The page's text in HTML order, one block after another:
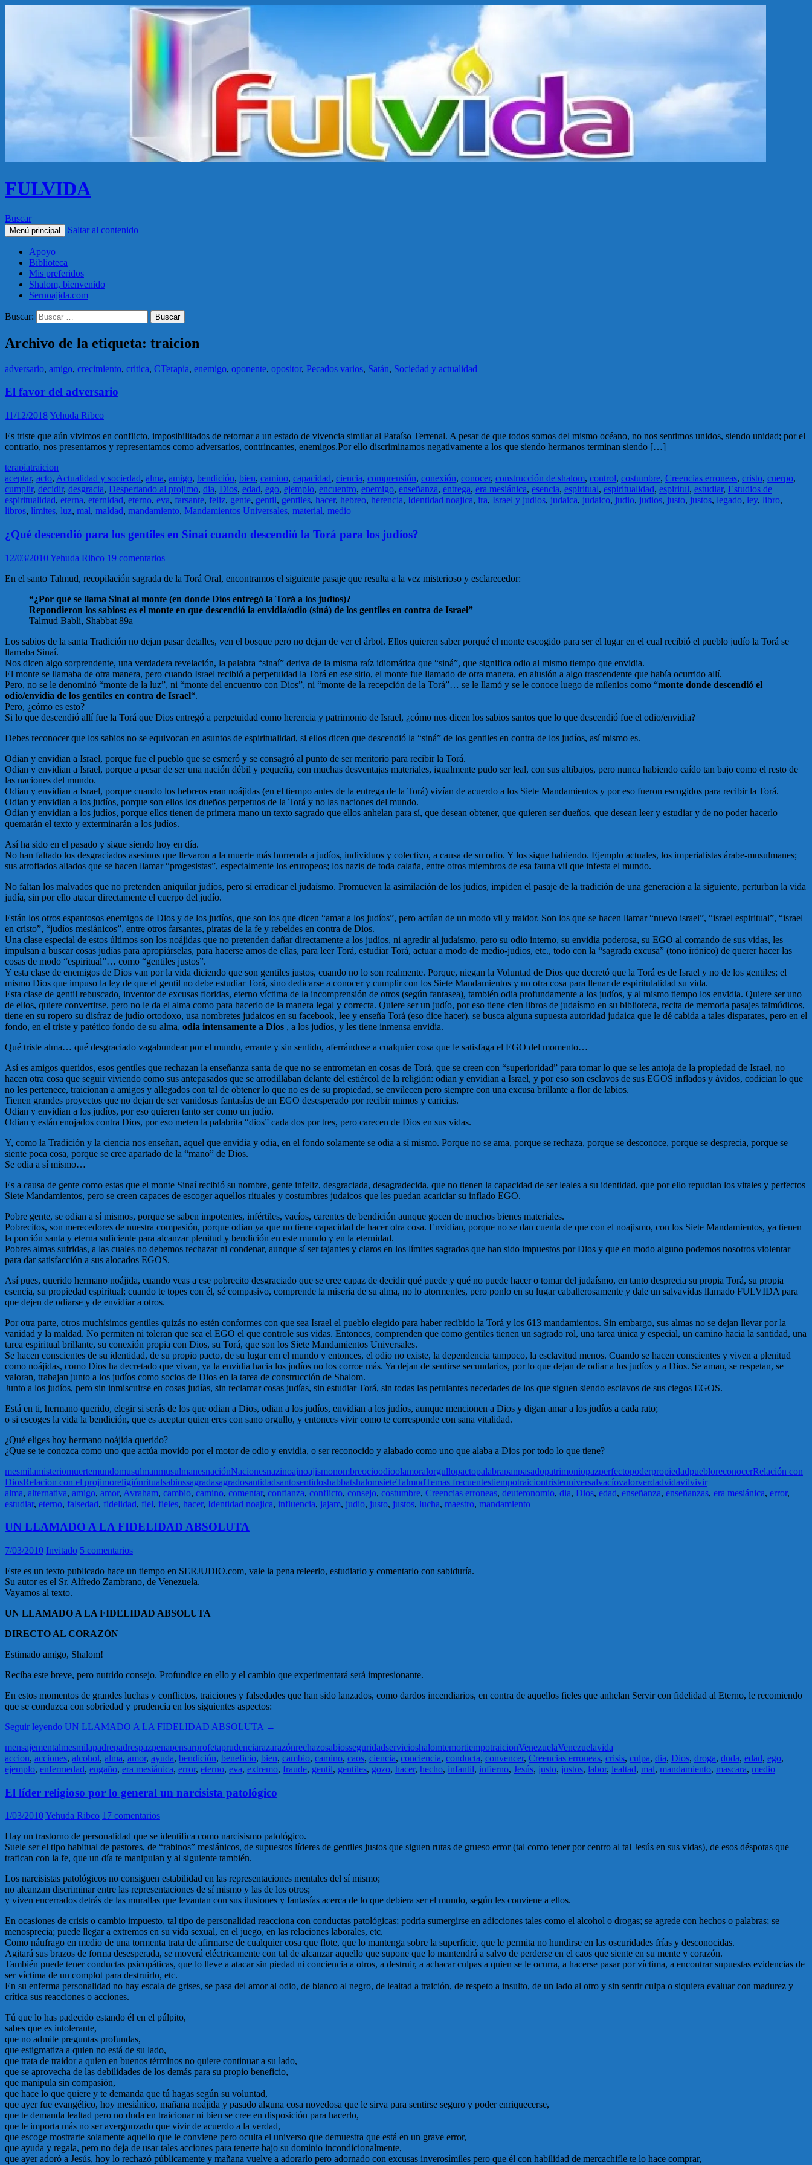
FULVIDA
Buscar
Menú principal Saltar al contenido
Apoyo
Biblioteca
Mis preferidos
Shalom, bienvenido
Sernoajida.com
Buscar:
Archivo de la etiqueta: traicion
adversario, amigo, crecimiento, critica, CTerapia, enemigo, oponente, opositor, Pecados varios, Satán, Sociedad y actualidad
El favor del adversario
11/12/2018Yehuda Ribco
Es triste que aún vivimos en conflicto, imposibilitados de retornar a un estado de vivencia similar al Paraíso Terrenal. A pesar de que todos somos del mismo océano, no nos sentimos unidos, siendo unidad; por el
contrario, nos presentamos y representamos como adversarios, contrincantes, enemigos.Por ello discriminamos negativamente a los que siendo hermanos terminan siendo […]
terapiatraicion
aceptar, acto, Actualidad y sociedad, alma, amigo, bendición, bien, camino, capacidad, ciencia, comprensión, conexión, conocer, construcción de shalom, control, costumbre, Creencias erroneas, cristo, cuerpo,
cumplir, decidir, desgracia, Despertando al projimo, dia, Dios, edad, ego, ejemplo, encuentro, enemigo, enseñanza, entrega, era mesiánica, esencia, espiritual, espiritualidad, espiritul, estudiar, Estudios de
espiritualidad, eterna, eternidad, eterno, eva, farsante, feliz, gente, gentil, gentiles, hacer, hebreo, herencia, Identidad noajica, ira, Israel y judios, judaica, judaico, judio, judios, justo, justos, legado, ley, libro,
libros, límites, luz, mal, maldad, mandamiento, Mandamientos Universales, material, medio
¿Qué descendió para los gentiles en Sinaí cuando descendió la Torá para los judíos?
12/03/2010Yehuda Ribco 19 comentarios
En el santo Talmud, recopilación sagrada de la Torá Oral, encontramos el siguiente pasaje que resulta a la vez misterioso y esclarecedor:
“¿Por qué se llama Sinaíal monte (en donde Dios entregó la Torá a los judíos)?
Repondieron los sabios: es el monte en que descendió la envidia/odio (siná) de los gentiles en contra de Israel”
Talmud Babli, Shabbat 89a
Los sabios de la santa Tradición no dejan pasar detalles, ven el bosque pero no dejan de ver el árbol. Ellos quieren saber porqué el monte escogido para ser el lugar en el cual recibió el pueblo judío la Torá se
llamaba Sinaí.
Nos dicen algo sorprendente, una verdadera revelación, la palabra “sinaí” deriva de la misma raíz idiomática que “siná”, que significa odio al mismo tiempo que envidia.
El monte se llamaba de otra manera, pero cuando Israel recibió a perpetuidad la Torá en ese sitio, el monte fue llamado de otra manera, en alusión a algo trascendente que había ocurrido allí.
Pero, no se le denominó “monte de la luz”, ni “monte del encuentro con Dios”, ni “monte de la recepción de la Torá”… se le llamó y se le conoce luego de milenios como “monte donde descendió el
odio/envidia de los gentiles en contra de Israel“.
Pero, ¿cómo es esto?
Si lo que descendió allí fue la Torá que Dios entregó a perpetuidad como herencia y patrimonio de Israel, ¿cómo nos dicen los sabios santos que lo que descendió fue el odio/envidia?
Debes reconocer que los sabios no se equivocan en asuntos de espiritualidad, si ellos dicen que descendió la “siná” de los gentiles en contra de los judíos, así mismo es.
Odian y envidian a Israel, porque fue el pueblo que se esmeró y se consagró al punto de ser meritorio para recibir la Torá.
Odian y envidian a Israel, porque a pesar de ser una nación débil y pequeña, con muchas desventajas materiales, igualmente pudo ser leal, con sus altibajos, pero nunca habiendo caído tan bajo como el resto de
las naciones del mundo.
Odian y envidian a Israel, porque cuando los hebreos eran noájidas (en el tiempo antes de la entrega de la Torá) vivían de acuerdo a los Siete Mandamientos y por eso fueron escogidos para recibir la Torá.
Odian y envidian a los judíos, porque son ellos los dueños perpetuos de la Torá y no las naciones del mundo.
Odian y envidian a los judíos, porque ellos tienen de primera mano un texto sagrado que ellos anhelan para sí, que desean obtener, que quieren ser dueños, que desean leer y estudiar y de no poder hacerlo
quemarán el texto y exterminarán a los judíos.
Así ha sido en el pasado y sigue siendo hoy en día.
No han faltado los desgraciados asesinos que llevaron a la muerte más horrenda a judíos, individuos y colectivo, a causa de su odio. Y los sigue habiendo. Ejemplo actuales, los imperialistas árabe-musulmanes;
sus atrofiados aliados que se hacen llamar “progesistas”, especialmente los eruropeos; los nazis de toda calaña, entre otros miembros de esa fauna vil que infesta el mundo.
No faltan los malvados que no pretenden aniquilar judíos, pero sí erradicar el judaísmo. Promueven la asimilación de los judíos, impiden el pasaje de la tradición de una generación a la siguiente, perturban la vida
judía, sin por ello atacar directamente el cuerpo del judío.
Están los otros espantosos enemigos de Dios y de los judíos, que son los que dicen “amar a los judíos”, pero actúan de un modo vil y traidor. Son los que se hacen llamar “nuevo israel”, “israel espiritual”, “israel
en cristo”, “judíos mesiánicos”, entre otros farsantes, piratas de la fe y rebeldes en contra de Dios.
Una clase especial de estos últimos son los noájidas que no pretenden dañar directamente a los judíos, ni agredir al judaísmo, pero su odio interno, su envidia poderosa, su EGO al comando de sus vidas, les
impulsan a buscar cosas judías para apropiárselas, para hacerse amos de ellas, para leer Torá, estudiar Torá, actuar a modo de medio-judios, etc., todo con la “sagrada excusa” (tono irónico) de querer hacer las
cosas de modo “espiritual”… como “gentiles justos”.
Y esta clase de enemigos de Dios van por la vida diciendo que son gentiles justos, cuando no lo son realmente. Porque, niegan la Voluntad de Dios que decretó que la Torá es de Israel y no de los gentiles; el
mismo Dios que impuso la ley de que el gentil no debe estudiar Torá, sino dedicarse a conocer y cumplir con los Siete Mandamientos y no otra cosa para llenar de espiritulalidad su vida.
Esta clase de gentil rebuscado, inventor de excusas floridas, eterno víctima de la incomprensión de otros (según fantasea), también odia profundamente a los judíos, y al mismo tiempo los envidia. Quiere ser uno
de ellos, quiere convertirse, pero no le da el alma como para hacerlo de la manera legal y correcta. Quiere ser un judío, por eso tiene cien libros de judaísmo en su biblioteca, recita de memoria pasajes talmúdicos,
tiene en su ropero su disfraz de judío ortodoxo, usa nombretes judaicos en su facebook, lee y enseña Torá (eso dice hacer), se busca alguna supuesta autoridad judaica que le dé cabida a tales disparates, pero en el
fondo, en el triste y patético fondo de su alma, odia intensamente a Dios , a los judíos, y les tiene inmensa envidia.
Qué triste alma… qué desgraciado vagabundear por el mundo, errante y sin sentido, aferrándose a cualquier cosa que le satisfaga el EGO del momento…
Así es amigos queridos, esos gentiles que rechazan la enseñanza santa de que no se entrometan en cosas de Torá, que se creen con “superioridad” para tomar lo que se les antoja de la propiedad de Israel, no
hacen otra cosa que seguir viviendo como sus antepasados que se arrodillaban delante del estiércol de la religión: odian y envidian a Israel, y por eso son esclavos de sus EGOS inflados y ávidos, codician lo que
no les pertenece, traicionan a amigos y allegados con tal de obtener lo que no es de su propiedad, se envilecen pero siempre con una excusa brillante a flor de labios.
Tienen grandes proyectos que no dejan de ser vanidosas fantasías de un EGO desesperado por recibir mimos y caricias.
Odian y envidian a los judíos, por eso quieren tanto ser como un judío.
Odian y están enojados contra Dios, por eso meten la palabrita “dios” cada dos por tres, pero carecen de Dios en sus vidas.
Y, como la Tradición y la ciencia nos enseñan, aquel que envidia y odia, en el fondo solamente se odia a sí mismo. Porque no se ama, porque se rechaza, porque se desconoce, porque se desprecia, porque se
siente poca cosa, porque se cree apartado de la “mano” de Dios.
Se odia a sí mismo…
Es a causa de gente como estas que el monte Sinaí recibió su nombre, gente infeliz, desgraciada, desagradecida, que no tienen la capacidad de ser leales a su identidad, que por ello repudian los vitales y perfectos
Siete Mandamientos, pero se creen capaces de escoger aquellos rituales y costumbres judaicos que les puedan acariciar su inflado EGO.
Pobre gente, se odian a sí mismos, porque se saben impotentes, infértiles, vacíos, carentes de bendición aunque gocen de muchos bienes materiales.
Pobrecitos, son merecedores de nuestra compasión, porque odian ya que no tiene capacidad de hacer otra cosa. Envidian, porque no se dan cuenta de que con el noajismo, con los Siete Mandamientos, ya tienen
la porción santa y eterna suficiente para alcanzar plenitud y bendición en este mundo y en la eternidad.
Pobres almas sufridas, a las cuales no debemos rechazar ni condenar, aunque sí ser tajantes y claros en los límites sagrados que han sido impuestos por Dios y que en modo alguno podemos nosotros violentar
para dar satisfacción a sus alocados EGOS.
Así pues, querido hermano noájida, cuando veas a ese pobrecito desgraciado que se cree capaz de decidir qué puede y qué no puede hacer o tomar del judaísmo, en tanto desprecia su propia Torá, su propia
esencia, su propiedad espiritual; cuando te topes con él, sé compasivo, comprende la miseria de su alma, no lo atormentes, pero ponlo en su lugar caballerosamente y dale un salvavidas llamado FULVIDA para
que dejen de odiarse y de envidiar a otros.
Por otra parte, otros muchísimos gentiles quizás no estén conformes con que sea Israel el pueblo elegido para haber recibido la Torá y los 613 mandamientos. Sin embargo, sus almas no se dejan llevar por la
vanidad y la maldad. No permiten ni toleran que sea el EGO el que controle sus vidas. Entonces, comprenden que como gentiles tienen un sagrado rol, una tarea única y especial, un camino hacia la santidad, una
tarea espiritual brillante, su conexión propia con Dios, su Torá, que son los Siete Mandamientos Universales.
Se hacen conscientes de su identidad, de su propio pacto, de su lugar em el mundo y entonces, el odio no existe, la dependencia tampoco, la esclavitud menos. Cuando se hacen conscientes y viven a plenitud
como noájidas, como Dios ha decretado que vivan, ya la envidia hacia los judíos no los corroe más. Ya dejan de sentirse secundarios, por lo que dejan de odiar a los judíos y a Dios. Se aman, se respetan, se
valoran, trabajan junto a los judíos como socios de Dios en la tarea de construcción de Shalom.
Junto a los judíos, pero sin inmiscuirse en cosas judías, sin reclamar cosas judías, sin estudiar Torá, sin todas las petulantes necedades de los que siguen siendo esclavos de sus ciegos EGOS.
Está en ti, hermano querido, elegir si serás de los que odian a Dios, odian a los judíos, envidian a los judíos, aunque mencionen a Dios y digan amar a los judíos a cada rato;
o si escoges la vida la bendición, que es aceptar quien eres con sano orgullo, y entonces vivir como te corresponde con sana vitalidad.
¿Qué eliges hoy hermano noájida querido?
¿Que se te conozca como uno que actúa movido por el motor de odio y envidia, o ser reconocido y alabado como uno que alaba a Dios por todo lo que tiene?
mesmilamisteriomuertemundomusulmanmusulmanesnaciónNacionesnazinoajnoajismonombreocioodioolamoralorgullopactopalabrapanpasadopatrimoniopazperfectopoderpropiedadpuebloreconocerRelación con
DiosRelacion con el projimoreligiónritualsabiossagradasagradosantidadsantosentidoshabbatshalomsieteTalmudTemas frecuentestiempotraiciontristeuniversalvacíovalorverdadvidavilvivir
alma, alternativa, amigo, amor, Avraham, cambio, camino, comentar, confianza, conflicto, consejo, costumbre, Creencias erroneas, deuteronomio, dia, Dios, edad, enseñanza, enseñanzas, era mesiánica, error,
estudiar, eterno, falsedad, fidelidad, fiel, fieles, hacer, Identidad noajica, influencia, jajam, judio, justo, justos, lucha, maestro, mandamiento
UN LLAMADO A LA FIDELIDAD ABSOLUTA
7/03/2010 Invitado 5 comentarios
Este es un texto publicado hace un tiempo en SERJUDIO.com, vale la pena releerlo, estudiarlo y comentarlo con sabiduría.
Su autor es el Sr. Alfredo Zambrano, de Venezuela.
Vayamos al texto.
UN LLAMADO A LA FIDELIDAD ABSOLUTA
DIRECTO AL CORAZÓN
Estimado amigo, Shalom!
Reciba este breve, pero nutrido consejo. Profundice en ello y el cambio que experimentará será impresionante.
En estos momentos de grandes luchas y conflictos, traiciones y falsedades que han sido lanzados, como dardos incendiarios, en contra de aquellos fieles que anhelan Servir con fidelidad al Eterno, le recomiendo
que se conduzca con sobriedad y prudencia en los siguientes aspectos:
Seguir leyendo UN LLAMADO A LA FIDELIDAD ABSOLUTA →
mensajementalmesmilapadrepadrespazpenapensarprofetaprudenciarazarazónrechazosabiosseguridadservicioshalomtemortiempotraicionVenezuelaVenezuelavida
accion, acciones, alcohol, alma, amor, ayuda, bendición, beneficio, bien, cambio, camino, caos, ciencia, conciencia, conducta, convencer, Creencias erroneas, crisis, culpa, dia, Dios, droga, duda, edad, ego,
ejemplo, enfermedad, engaño, era mesiánica, error, eterno, eva, extremo, fraude, gentil, gentiles, gozo, hacer, hecho, infantil, infierno, Jesús, justo, justos, labor, lealtad, mal, mandamiento, mascara, medio
El líder religioso por lo general un narcisista patológico
1/03/2010Yehuda Ribco 17 comentarios
Hay un trastorno de personalidad que se identifica como narcisismo patológico.
Suele ser el tipo habitual de pastores, de “rabinos” mesiánicos, de supuestos líderes de gentiles justos que siguen rutas de grueso error (tal como tener por centro al tal Jesús en sus vidas), de esos déspotas que
trafican con la fe, que un día te manipulan y al siguiente también.
Los narcisistas patológicos no consiguen estabilidad en las representaciones mentales del sí mismo;
no alcanzan discriminar entre las representaciones de sí mismo y las de los otros;
y viven encerrados detrás de las murallas que levantan con sus ilusiones y fantasías acerca de lo que debiera ser el mundo, según les conviene a ellos.
En ocasiones de crisis o cambio impuesto, tal tipo de personalidad reacciona con conductas patológicas; podría sumergirse en adicciones tales como el alcohol o drogas; se agrede con hechos o palabras; se
menosprecia; puede llegar a extremos en su vida sexual, en el juego, en las relaciones laborales, etc.
Como náufrago en medio de una tormenta trata de afirmarse de cualquier cosa que flote, que lo mantenga sobre la superficie, que le permita no hundirse en las oscuridades frías y desconocidas.
Agitará sus brazos de forma desesperada, se moverá eléctricamente con tal de alcanzar aquello que supone que lo mantendrá a salvo de perderse en el caos que siente en su mente y corazón.
También puede tener conductas psicopáticas, que lo lleve a atacar sin piedad ni conciencia a otros, a destruir, a achacar culpas a quien se le ocurra, a hacerse pasar por víctima, a encontrar supuestas evidencias de
ser víctima de un complot para destruirlo, etc.
En su enferma personalidad no hay escala de grises, se pasa del amor al odio, de blanco al negro, de lealtad a traición, de respeto a insulto, de un lado al otro y sin sentir culpa o siquiera evaluar con madurez y
crítica sus reacciones o acciones.
Tú que lo has padecido estando él en el púlpito,
sabes que es intolerante,
que no admite preguntas profundas,
que estigmatiza a quien no está de su lado,
que trata de traidor a quien en buenos términos no quiere continuar a su lado,
que se aprovecha de las debilidades de los demás para su propio beneficio,
que manipula sin compasión,
que hace lo que quiere y te demanda que tú hagas según su voluntad,
que ayer fue evangélico, hoy mesiánico, mañana noájida y pasado alguna cosa novedosa que le sirva para sentirse seguro y poder enriquecerse,
que te demanda lealtad pero no duda en traicionar ni bien se cree en disposición para hacerlo,
que le importa más no ser avergonzado que vivir de acuerdo a la verdad,
que escoge mostrarte solamente aquello que le conviene pero oculta el universo que demuestra que está en un grave error,
que ayuda y regala, pero no deja de usar tales acciones para tenerte bajo su dominio incondicionalmente,
que ayer adoró a Jesús, hoy lo rechazó públicamente y mañana vuelve a adorarlo pero adornado con excusas inverosímiles pero que él con habilidad de mercachifle te lo hace comprar,